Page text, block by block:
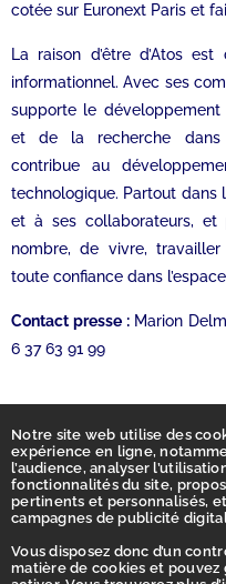
Notre site web utilise des
expérience en ligne,
l’audience, analyser
fonctionnalités du site,
pertinents et personnalisés,
campagnes de publicité
Vous disposez donc d’un
matière de cookies et pouvez
cotée sur Euronext Paris et
La raison d’être d’Atos
informationnel. Avec ses
supporte le développement
et de la recherche dans
contribue au
technologique. Partout dans
et à ses collaborateurs, et
nombre, de vivre,
toute confiance dans
Contact presse : Marion
6 37 63 91 99